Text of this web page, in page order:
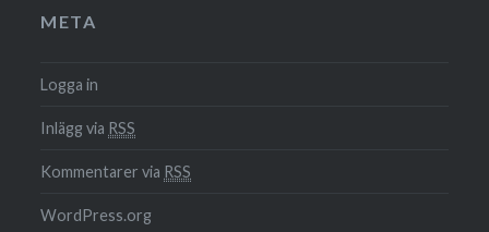
META
Logga in
Inlägg via RSS
Kommentarer via RSS
WordPress.org